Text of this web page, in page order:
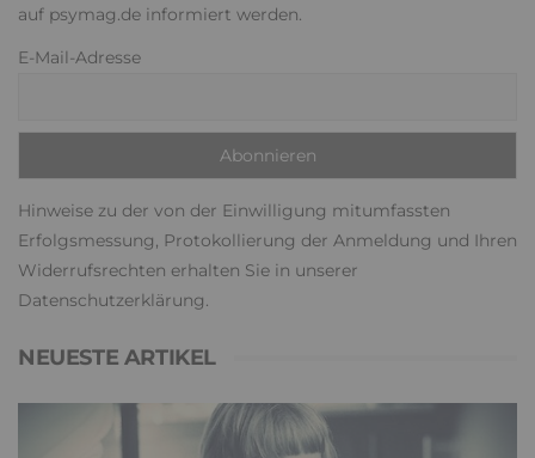
auf psymag.de informiert werden.
E-Mail-Adresse
Hinweise zu der von der Einwilligung mitumfassten
Erfolgsmessung, Protokollierung der Anmeldung und Ihren
Widerrufsrechten erhalten Sie in unserer
Datenschutzerklärung.
NEUESTE ARTIKEL